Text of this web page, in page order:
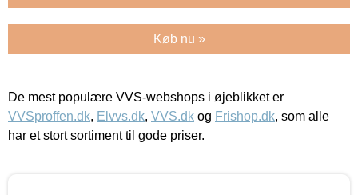
Køb nu »
De mest populære VVS-webshops i øjeblikket er
VVSproffen.dk, Elvvs.dk, VVS.dk og Frishop.dk, som alle
har et stort sortiment til gode priser.